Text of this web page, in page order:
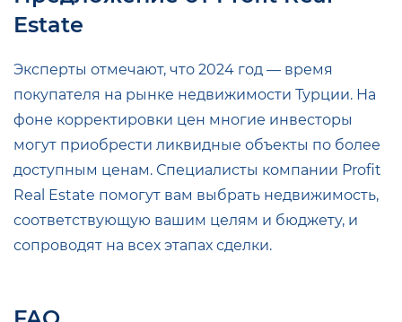
Estate
Эксперты отмечают, что 2024 год — время
покупателя на рынке недвижимости Турции. На
фоне корректировки цен многие инвесторы
могут приобрести ликвидные объекты по более
доступным ценам. Специалисты компании Profit
Real Estate помогут вам выбрать недвижимость,
соответствующую вашим целям и бюджету, и
сопроводят на всех этапах сделки.